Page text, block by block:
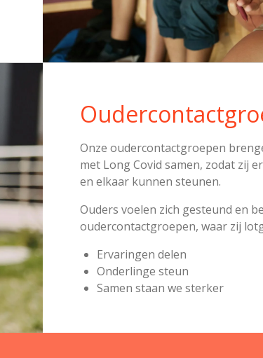
Onze oudercontactgroepen
met Long Covid samen, zodat zij
en elkaar kunnen steunen.
Ouders voelen zich gesteund en
oudercontactgroepen, waar zij
Ervaringen delen
Onderlinge steun
Samen staan we sterker